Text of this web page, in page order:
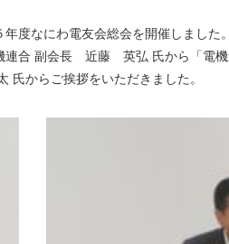
度なにわ電友会総会を開催しました
連合 副会長 近藤 英弘 氏から「電
からご挨拶をいただきました。